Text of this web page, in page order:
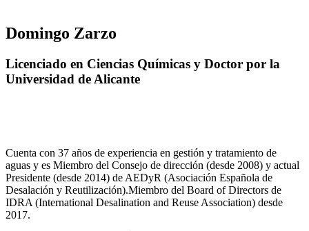
Domingo Zarzo
Licenciado en Ciencias Químicas y Doctor por la
Universidad de Alicante
Cuenta con 37 años de experiencia en gestión y tratamiento de
aguas y es Miembro del Consejo de dirección (desde 2008) y actual
Presidente (desde 2014) de AEDyR (Asociación Española de
Desalación y Reutilización).Miembro del Board of Directors de
IDRA (International Desalination and Reuse Association) desde
2017.